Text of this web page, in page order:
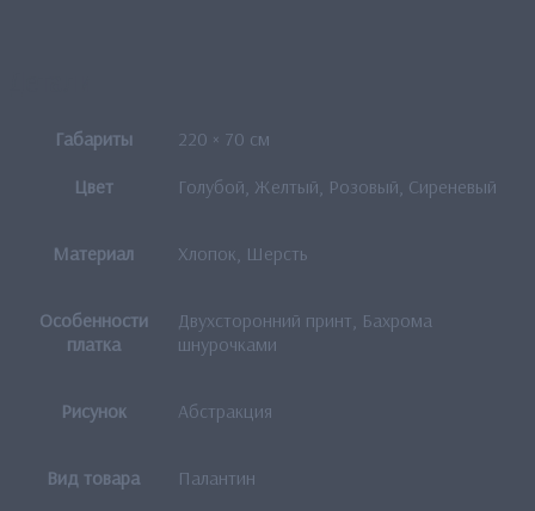
Габариты
220 × 70 см
Цвет
Голубой, Желтый, Розовый, Сиреневый
Материал Хлопок, Шерсть
Особенности
платка
Двухсторонний принт, Бахрома
шнурочками
Рисунок Абстракция
Вид товара Палантин